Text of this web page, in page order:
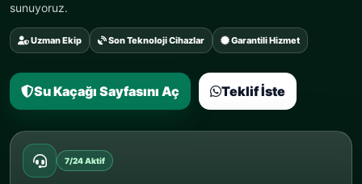
sunuyoruz.
Uzman Ekip Son Teknoloji Cihazlar Garantili Hizmet
Su Kaçağı Sayfasını Aç Teklif İste
7/24 Aktif